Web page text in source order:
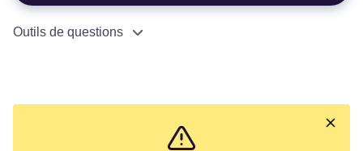
Outils de questions